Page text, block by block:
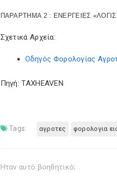
ΠΑΡΑΡΤΗΜΑ 2 : ΕΝΕΡΓΕΙΕΣ
Σχετικά Αρχεία:
Οδηγός Φορολογίας
Πηγή: TAXHEAVEN
Tags: αγροτες φορολογια
Ηταν αυτό βοηθητικό;